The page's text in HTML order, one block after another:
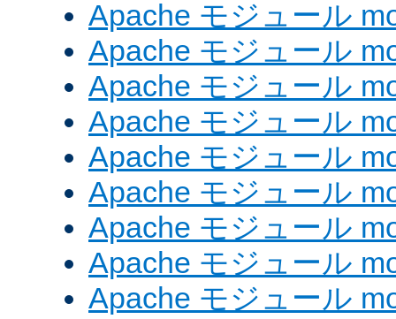
Apache モジュール
Apache モジュール
Apache モジュール
Apache モジュール
Apache モジュール
Apache モジュール
Apache モジュール
Apache モジュール
Apache モジュール